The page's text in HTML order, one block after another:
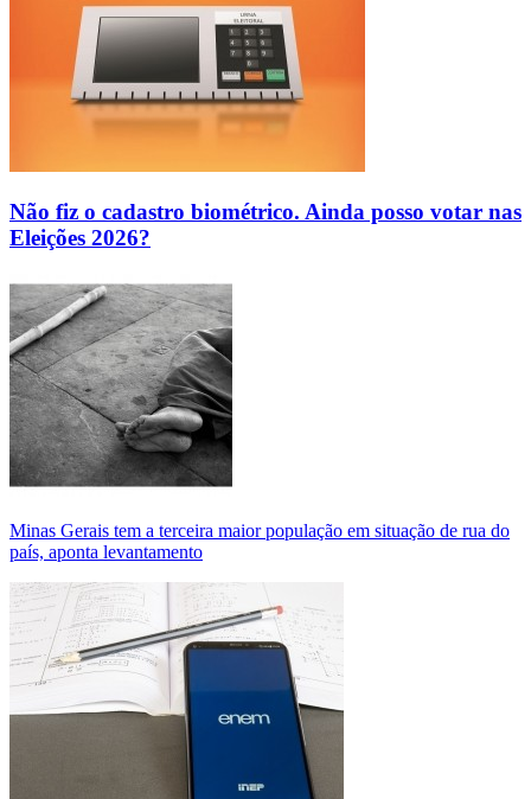
Não fiz o cadastro biométrico. Ainda posso votar nas
Eleições 2026?
Minas Gerais tem a terceira maior população em situação de rua do
país, aponta levantamento